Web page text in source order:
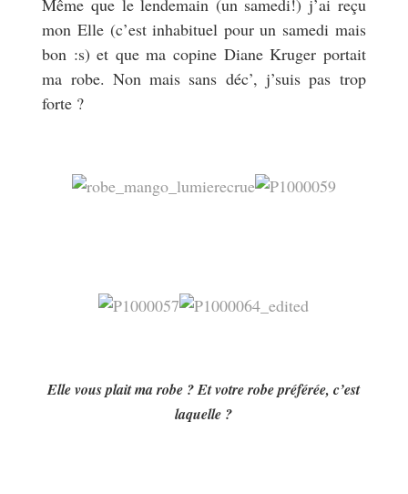
mon Elle (c’est inhabituel pour un samedi mais
bon :s) et que ma copine Diane Kruger portait
ma robe. Non mais sans déc’, j’suis pas trop
forte ?
Elle vous plait ma robe ? Et votre robe préférée, c’est
laquelle ?